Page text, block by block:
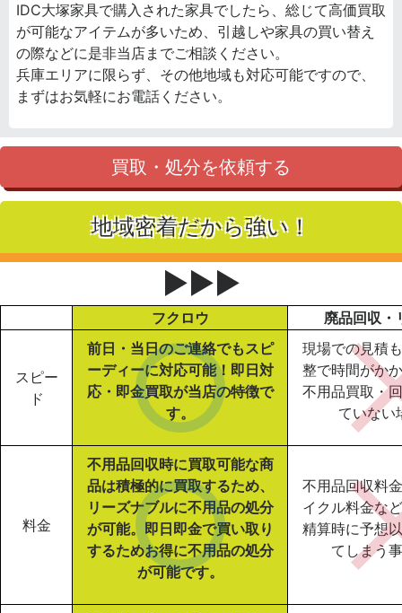
IDC大塚家具で購入された家具でしたら、総じて高価買取
が可能なアイテムが多いため、引越しや家具の買い替え
の際などに是非当店までご相談ください。
兵庫エリアに限らず、その他地域も対応可能ですので、
まずはお気軽にお電話ください。
買取・処分を依頼する
地域密着だから強い！
▶▶▶
フクロウ 廃品回収・
スピー
ド
前日・当日のご連絡でもスピ
ーディーに対応可能！即日対
応・即金買取が当店の特徴で
す。
現場での見積
整で時間がか
不用品買取・
ていない
料金
不用品回収時に買取可能な商
品は積極的に買取するため、
リーズナブルに不用品の処分
が可能。即日即金で買い取り
するためお得に不用品の処分
が可能です。
不用品回収料
イクル料金な
精算時に予想
てしまう